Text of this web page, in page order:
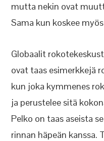
mutta nekin ovat
Sama kun koskee
Globaalit
ovat taas esimerkkejä
kun joka kymmenes
ja perustelee sitä
Pelko on taas aseista
rinnan häpeän kanssa.